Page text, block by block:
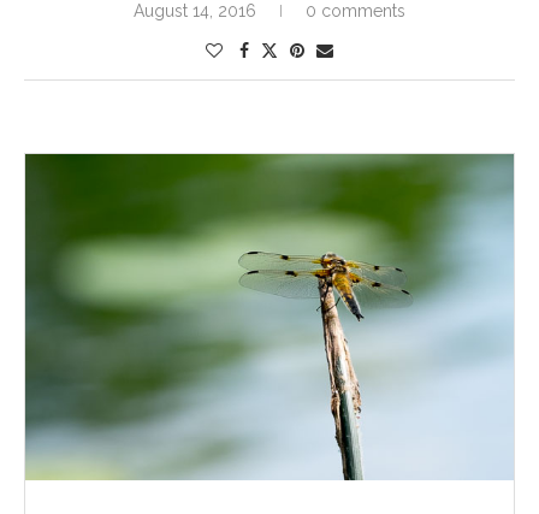
August 14, 2016 0 comments